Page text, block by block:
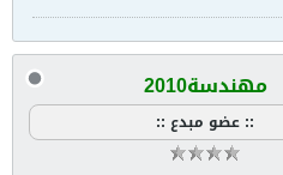
مهندسة2010
:: عضو مبدع ::